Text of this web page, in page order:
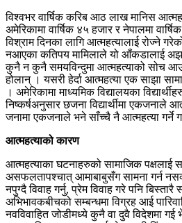
विश्वभर वार्षिक करिब आठ लाख मानिस
अमेरिकामा वार्षिक ४५ हजार र नेपालमा
विश्राम दिनका लागि आत्महत्यालाई रोज्ने
नआएका कतिपय मामिलाले यो आँकडालाई
कुनै न कुनै समयविन्दुमा आत्महत्याको सोच
होलान् । यसरी हेर्दा आत्महत्या एक साझा
। अमेरिकामा माध्यमिक विद्यालयका
निष्कर्षअनुसार छजना विद्यार्थीमा एकजनाले
जनामा एकजनाले भने साँच्चै नै आत्महत्या गर्ने
आत्महत्याको कारण
आत्महत्याका घटनाहरुको सामाजिक पक्षलाई
असफलतापश्चात् आमाबाबुसँग सामना गर्न
नपुग्दै विवाह गर्नु, प्रेम विवाह गरे पनि
अभिभावकबीचको सम्बन्धमा विग्रह आई
नवविवाहित जोडीमध्ये कुनै वा दुवै विदेशमा